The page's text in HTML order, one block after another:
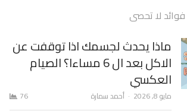
فوائد لا تحصى
ماذا يحدث لجسمك اذا توقفت عن
الاكل بعد ال 6 مساءا؟ الصيام
العكسي
مايو 8, 2026 Author
أحمد سمارة 76